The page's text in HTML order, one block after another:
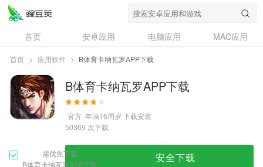
B体育卡纳瓦罗APP下载
首页 安卓应用 电脑应用
MAC应用
资讯
专题 设计奖
问答
首页 > 应用软件 > B体育卡纳瓦罗APP下载
B体育卡纳瓦罗APP下载
官方 年满16周岁 下载安装
50369 次下载
需优先下载
B体育卡纳瓦罗APP下载
安全下载